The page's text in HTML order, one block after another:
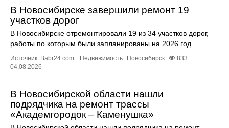
В Новосибирске завершили ремонт 19
участков дорог
В Новосибирске отремонтировали 19 из 34 участков дорог,
работы по которым были запланированы на 2026 год.
Источник: Babr24.com. Недвижимость Новосибирск
833
04.08.2026
В Новосибирской области нашли
подрядчика на ремонт трассы
«Академгородок – Каменушка»